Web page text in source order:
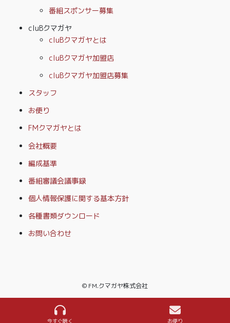
番組スポンサー募集
cluBクマガヤ
cluBクマガヤとは
cluBクマガヤ加盟店
cluBクマガヤ加盟店募集
スタッフ
お便り
FMクマガヤとは
会社概要
編成基準
番組審議会議事録
個人情報保護に関する基本方針
各種書類ダウンロード
お問い合わせ
© FM.クマガヤ株式会社
今すぐ聴く お便り